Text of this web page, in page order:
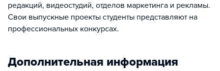
редакций, видеостудий, отделов маркетинга и рекламы.
Свои выпускные проекты студенты представляют на
профессиональных конкурсах.
Дополнительная информация